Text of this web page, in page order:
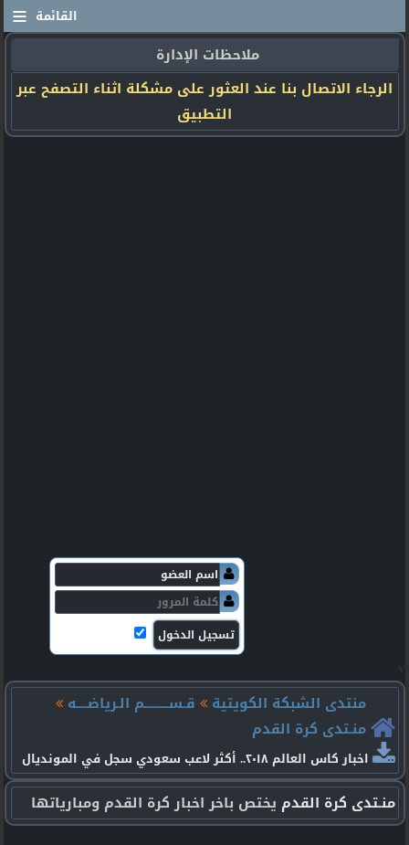
≡ القائمة
ملاحظات الإدارة
الرجاء الاتصال بنا عند العثور على مشكلة اثناء التصفح عبر
التطبيق
منتدى الشبكة الكويتية
قـســـــــــم الـرياضــــه
منـتدى كرة القدم
اخبار كاس العالم ٢٠١٨.. أكثر لاعب سعودي سجل في المونديال
منـتدى كرة القدم يختص باخر اخبار كرة القدم ومبارياتها